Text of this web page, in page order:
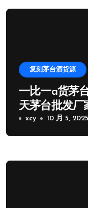
复刻茅台酒货源
一比一a货茅
天茅台批发厂
xcy 10 月 5, 2025